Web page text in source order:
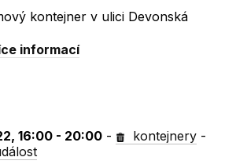
kontejner v ulici Devonská
informací
16:00 - 20:00 - kontejnery -